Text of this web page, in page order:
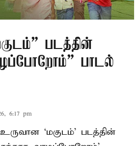
படத்தின்
பாடல்
6:17 pm
‘மகுடம்’ படத்தின்